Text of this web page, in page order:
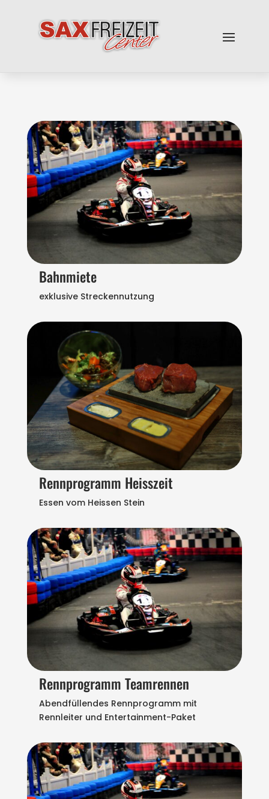
Bahnmiete
exklusive Streckennutzung
Rennprogramm Heisszeit
Essen vom Heissen Stein
Rennprogramm Teamrennen
Abendfüllendes Rennprogramm mit
Rennleiter und Entertainment-Paket